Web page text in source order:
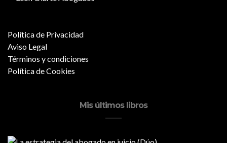
Política de Privacidad
Aviso Legal
Términos y condiciones
Política de Cookies
Mis últimos libros